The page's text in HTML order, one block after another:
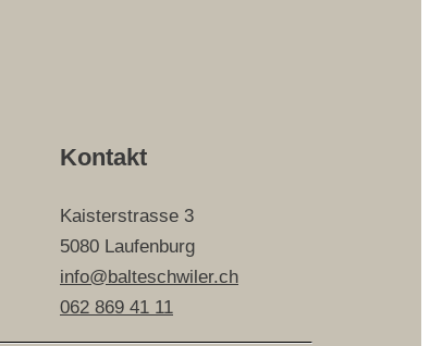
Kontakt
Kaisterstrasse 3
5080 Laufenburg
info@balteschwiler.ch
062 869 41 11